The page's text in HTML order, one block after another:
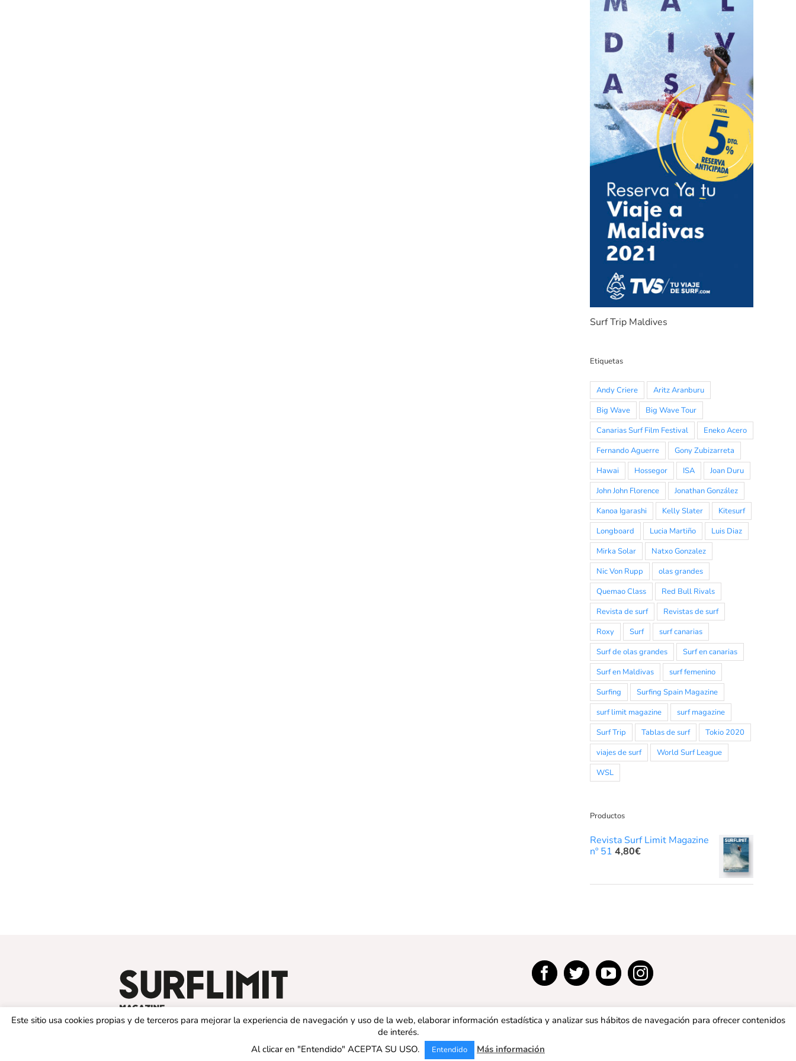
Surf Trip Maldives
Etiquetas
Andy Criere
Aritz Aranburu
Big Wave
Big Wave Tour
Canarias Surf Film Festival
Eneko Acero
Fernando Aguerre
Gony Zubizarreta
Hawai
Hossegor ISA
Joan Duru
John John Florence
Jonathan González
Kanoa Igarashi
Kelly Slater
Kitesurf
Longboard
Lucia Martiño
Luis Diaz
Mirka Solar
Natxo Gonzalez
Nic Von Rupp
olas grandes
Quemao Class
Red Bull Rivals
Revista de surf
Revistas de surf
Roxy
Surf
surf canarias
Surf de olas grandes
Surf en canarias
Surf en Maldivas
surf femenino
Surfing
Surfing Spain Magazine
surf limit magazine
surf magazine
Surf Trip
Tablas de surf
Tokio 2020
viajes de surf
World Surf League
WSL
Productos
Revista Surf Limit Magazine
nº 51 4,80€
Este sitio usa cookies propias y de terceros para mejorar la experiencia de navegación y uso de la web, elaborar información estadística y analizar sus hábitos de navegación para ofrecer contenidos
de interés.
Al clicar en "Entendido" ACEPTA SU USO.
Entendido Más información